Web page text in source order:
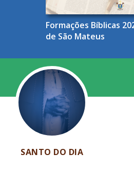
Formações Bíblicas
de São Mateus
SANTO DO DIA